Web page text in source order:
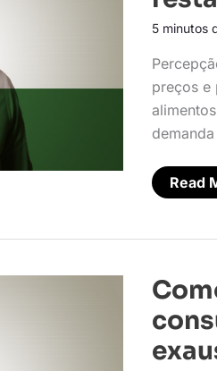
5 minutos
preços e
dos
Read
Como
o
um